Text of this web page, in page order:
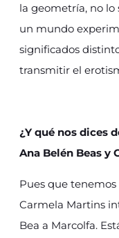
la geometría, no lo
un mundo
significados
transmitir el
¿Y qué nos dices
Ana Belén Beas y
Pues que
Carmela Martins
Bea a Marcolfa.